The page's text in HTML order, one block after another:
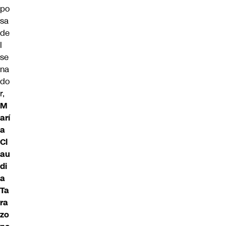
po
sa
de
l
se
na
do
r,
M
arí
a
Cl
au
di
a
Ta
ra
zo